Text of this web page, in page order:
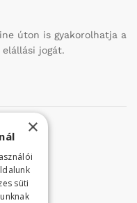
úton is gyakorolhatja a
jogát.
×
süti